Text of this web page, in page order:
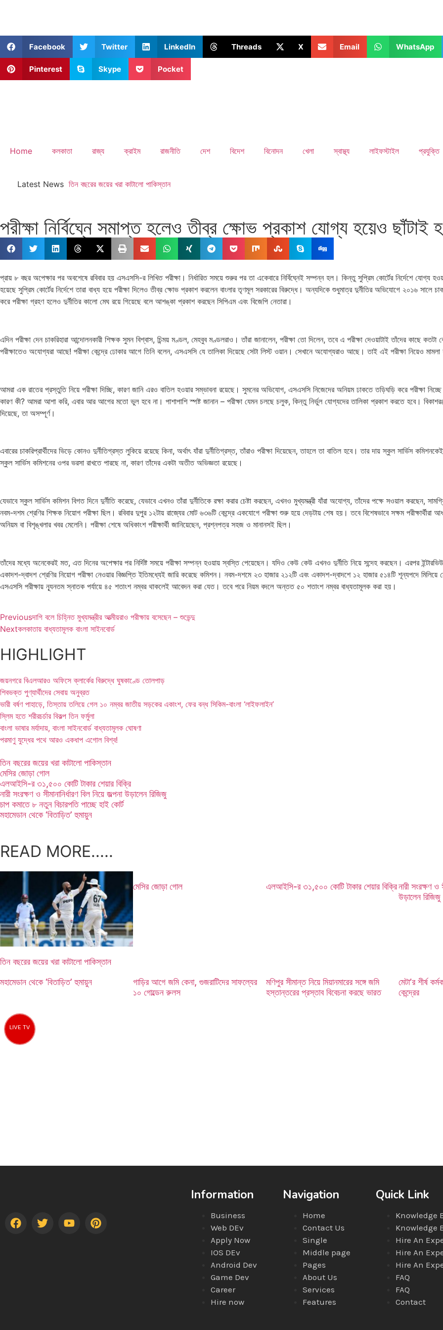
Facebook Twitter LinkedIn Threads X Email WhatsApp
Pinterest Skype Pocket
Home কলকাতা রাজ্য ক্রাইম রাজনীতি দেশ বিদেশ বিনোদন খেলা স্বাস্থ্য লাইফস্টাইল প্রযুক্তি
Latest News তিন বছরের জয়ের খরা কাটালো পাকিস্তান
মেসির জোড়া গোল
পরীক্ষা নির্বিঘ্নে সমাপ্ত হলেও তীব্র ক্ষোভ প্রকাশ যোগ্য হয়েও ছাঁটাই
প্রায় ৮ বছর অপেক্ষার পর অবশেষে রবিবার হয় এসএসসি-র লিখিত পরীক্ষা। নির্ধারিত সময়ে শুরুর পর তা একেবারে নির্বিঘ্নেই সম্পন্ন হল। কিন্তু সুপ্রিম কোর্টের নির্দেশে যোগ্য
হয়েছে সুপ্রিম কোর্টের নির্দেশে তারা বাধ্য হয়ে পরীক্ষা দিলেও তীব্র ক্ষোভ প্রকাশ করলেন বাংলার তৃণমূল সরকারের বিরুদ্ধে। অন্যদিকে শুধুমাত্র দুর্নীতির অভিযোগে ২০১৬ সালে
করে পরীক্ষা গ্রহণ হলেও দুর্নীতির কালো মেঘ রয়ে গিয়েছে বলে আশঙ্কা প্রকাশ করছেন সিপিএম এবং বিজেপি নেতারা।
এদিন পরীক্ষা দেন চাকরিহারা আন্দোলনকারী শিক্ষক সুমন বিশ্বাস, চিন্ময় মণ্ডল, মেহবুব মণ্ডলরাও। তাঁরা জানালেন, পরীক্ষা তো দিলেন, তবে এ পরীক্ষা দেওয়াটাই তাঁদের কাছে
পরীক্ষাতেও অযোগ্যরা আছে! পরীক্ষা কেন্দ্রে ঢোকার আগে তিনি বলেন, এসএসসি যে তালিকা দিয়েছে সেটা লিস্ট ওয়ান। সেখানে অযোগ্যরাও আছে। তাই এই পরীক্ষা নিয়েও মামলা
আমরা এক রাতের প্রস্তুতি নিয়ে পরীক্ষা দিচ্ছি, কারণ জানি এরও বাতিল হওয়ার সম্ভাবনা রয়েছে। সুমনের অভিযোগ, এসএসসি নিজেদের অনিয়ম ঢাকতে তড়িঘড়ি করে পরীক্ষা
কারণ কী? আমরা আশা করি, এবার আর আগের মতো ভুল হবে না। পাশাপাশি স্পষ্ট জানান – পরীক্ষা যেমন চলছে চলুক, কিন্তু নির্ভুল যোগ্যদের তালিকা প্রকাশ করতে হবে।
দিয়েছে, তা অসম্পূর্ণ।
এবারের চাকরিপ্রার্থীদের ভিড়ে কোনও দুর্নীতিগ্রস্ত লুকিয়ে রয়েছে কিনা, অর্থাৎ যাঁরা দুর্নীতিগ্রস্ত, তাঁরাও পরীক্ষা দিয়েছেন, তাহলে তা বাতিল হবে। তার দায় স্কুল সার্ভিস
স্কুল সার্ভিস কমিশনের ওপর ভরসা রাখতে পারছে না, কারণ তাঁদের একটা অতীত অভিজ্ঞতা রয়েছে।
যেভাবে স্কুল সার্ভিস কমিশন বিগত দিনে দুর্নীতি করেছে, যেভাবে এখনও তাঁরা দুর্নীতিকে রক্ষা করার চেষ্টা করছেন, এখনও মুখ্যমন্ত্রী যাঁরা অযোগ্য, তাঁদের পক্ষে সওয়াল
নবম-দশম শ্রেণির শিক্ষক নিয়োগ পরীক্ষা ছিল। রবিবার দুপুর ১২টায় রাজ্যের মোট ৬৩৬টি কেন্দ্রে একযোগে পরীক্ষা শুরু হয়ে দেড়টায় শেষ হয়। তবে বিশেষভাবে সক্ষম
অনিয়ম বা বিশৃঙ্খলার খবর মেলেনি। পরীক্ষা শেষে অধিকাংশ পরীক্ষার্থী জানিয়েছেন, প্রশ্নপত্র সহজ ও মানানসই ছিল।
তাঁদের মধ্যে অনেকেরই মত, এত দিনের অপেক্ষার পর নির্দিষ্ট সময়ে পরীক্ষা সম্পন্ন হওয়ায় স্বস্তি পেয়েছেন। যদিও কেউ কেউ এখনও দুর্নীতি নিয়ে সন্দেহ করছেন। এরপর
একাদশ-দ্বাদশ শ্রেণির নিয়োগ পরীক্ষা নেওয়ার বিজ্ঞপ্তি ইতিমধ্যেই জারি করেছে কমিশন। নবম-দশমে ২৩ হাজার ২১২টি এবং একাদশ-দ্বাদশে ১২ হাজার ৫১৪টি শূন্যপদে
এসএসসি পরীক্ষায় ন্যূনতম স্নাতক পর্যায়ে ৪৫ শতাংশ নম্বর থাকলেই আবেদন করা যেত। তবে পরে নিয়ম বদলে অন্তত ৫০ শতাংশ নম্বর বাধ্যতামূলক করা হয়।
Previousদাগি বলে চিহ্নিত মুখ্যমন্ত্রীর আত্মীয়রাও পরীক্ষায় বসেছেন – শুভেন্দু
Nextকলকাতায় বাধ্যতামূলক বাংলা সাইনবোর্ড
HIGHLIGHT
জয়নগরে বিএলআরও অফিসে ক্লার্কের বিরুদ্ধে ঘুষকাণ্ডে তোলপাড়
শিবভক্ত পুণ্যার্থীদের সেবায় অনুব্রত
ভারী বর্ষণ পাহাড়ে, তিস্তায় তলিয়ে গেল ১০ নম্বর জাতীয় সড়কের একাংশ, ফের বন্ধ সিকিম-বাংলা ‘লাইফলাইন’
স্লিম হতে শরীরচর্চার বিকল্প তিন ফর্মুলা
বাংলা ভাষার মর্যাদায়, বাংলা সাইনবোর্ড বাধ্যতামূলক ঘোষণা
পরমাণু যুদ্ধের পথে আরও একধাপ এগোল বিশ্ব!
তিন বছরের জয়ের খরা কাটালো পাকিস্তান
মেসির জোড়া গোল
এলআইসি-র ৩১,৫০০ কোটি টাকার শেয়ার বিক্রি
নারী সংরক্ষণ ও সীমানানির্ধারণ বিল নিয়ে জল্পনা উড়ালেন রিজিজু
চাপ কমাতে ৮ নতুন বিচারপতি পাচ্ছে হাই কোর্ট
মহামেডান থেকে ‘বিতাড়িত’ হুমায়ুন
READ MORE.....
তিন বছরের জয়ের খরা কাটালো পাকিস্তান
মেসির জোড়া গোল এলআইসি-র ৩১,৫০০ কোটি টাকার শেয়ার বিক্রিনারী সংরক্ষণ ও
উড়ালেন রিজিজু
মহামেডান থেকে ‘বিতাড়িত’ হুমায়ুন
গাড়ির আগে জমি কেনা, গুজরাটিদের সাফল্যের
১০ গোল্ডেন রুলস
মণিপুর সীমান্ত নিয়ে মিয়ানমারের সঙ্গে জমি
হস্তান্তরের প্রস্তাব বিবেচনা করছে ভারত
মেটা’র শীর্ষ
কেন্দ্রের
LIVE TV
Information
Business
Web DEv
Apply Now
IOS DEv
Android Dev
Game Dev
Career
Hire now
Navigation
Home
Contact Us
Single
Middle page
Pages
About Us
Services
Features
Quick Link
Knowledge
Knowledge
Hire An
Hire An
Hire An
FAQ
FAQ
Contact